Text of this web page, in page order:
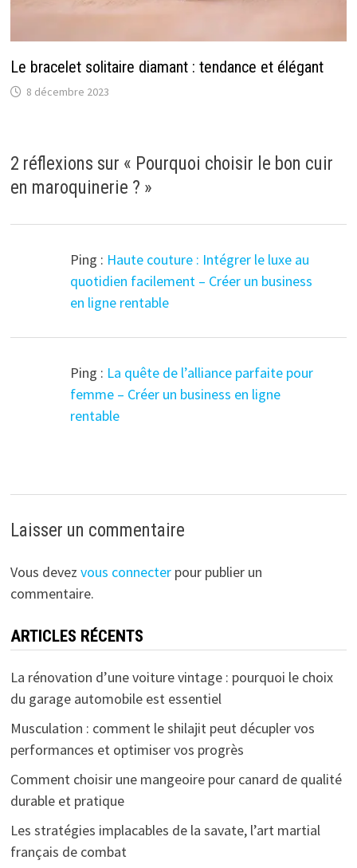
Le bracelet solitaire diamant : tendance et élégant
8 décembre 2023
2 réflexions sur « Pourquoi choisir le bon cuir
en maroquinerie ? »
Ping : Haute couture : Intégrer le luxe au
quotidien facilement – Créer un business
en ligne rentable
Ping : La quête de l’alliance parfaite pour
femme – Créer un business en ligne
rentable
Laisser un commentaire
Vous devez vous connecterpour publier un
commentaire.
ARTICLES RÉCENTS
La rénovation d’une voiture vintage : pourquoi le choix
du garage automobile est essentiel
Musculation : comment le shilajit peut décupler vos
performances et optimiser vos progrès
Comment choisir une mangeoire pour canard de qualité
durable et pratique
Les stratégies implacables de la savate, l’art martial
français de combat